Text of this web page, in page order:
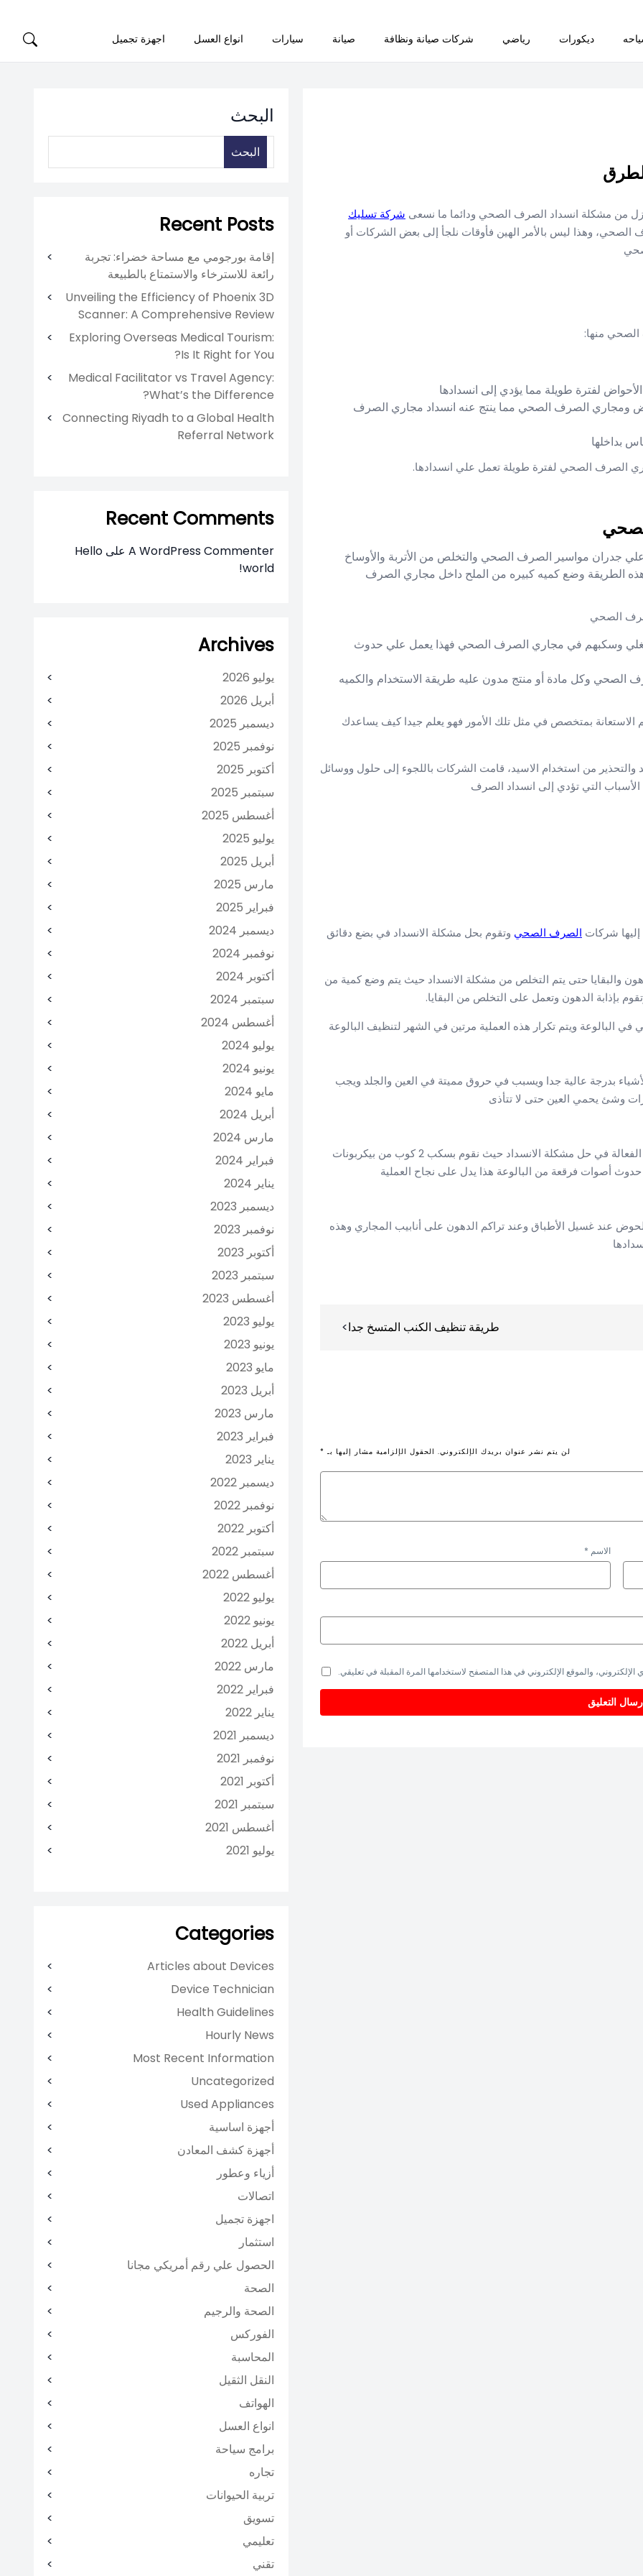
ديكورات رياضي شركات صيانة ونظافة صيانة سيارات انواع العسل اجهزة تجميل
من مشكلة انسداد الصرف الصحي ودائما ما نسعى شركة تسليك
وهذا ليس بالأمر الهين فأوقات نلجأ إلى بعض الشركات أو
الصحي منها:
لفترة طويلة مما يؤدي إلى انسدادها
ومجاري الصرف الصحي مما ينتج عنه انسداد مجاري الصرف
بداخلها
الصرف الصحي لفترة طويلة تعمل علي انسدادها.
علي جدران مواسير الصرف الصحي والتخلص من الأتربة والأوساخ
الطريقة وضع كميه كبيره من الملح داخل مجاري الصرف
الصحي
وسكبهم في مجاري الصرف الصحي فهذا يعمل علي حدوث
الصحي وكل مادة أو منتج مدون عليه طريقة الاستخدام والكميه
بمتخصص في مثل تلك الأمور فهو يعلم جيدا كيف يساعدك
من استخدام الاسيد، قامت الشركات باللجوء إلى حلول ووسائل
التي تؤدي إلى انسداد الصرف
شركات الصرف الصحي وتقوم بحل مشكلة الانسداد في بضع دقائق
والبقايا حتى يتم التخلص من مشكلة الانسداد حيث يتم وضع كمية من
بإذابة الدهون وتعمل على التخلص من البقايا.
بدرجة عالية جدا ويسبب في حروق مميتة في العين والجلد ويجب
وشئ يحمي العين حتى لا تتأذى
حيث يمكن أيضاً استخدام بيكربونات الصوديوم لأنها من الطرق الفعالة في حل مشكلة الانسداد حيث نقوم بسكب 2 كوب من بيكربونات
أصوات فرقعة من البالوعة هذا يدل على نجاح العملية
عند غسيل الأطباق وعند تراكم الدهون على أنابيب المجاري وهذه
طريقة تنظيف الكنب المتسخ جدا
لن يتم نشر عنوان بريدك الإلكتروني. الحقول الإلزامية مشار إليها بـ *
الاسم *
والموقع الإلكتروني في هذا المتصفح لاستخدامها المرة المقبلة في تعليقي.
البحث
البحث
Recent Posts
إقامة بورجومي مع مساحة خضراء: تجربة
رائعة للاسترخاء والاستمتاع بالطبيعة
Unveiling the Efficiency of Phoenix 3D
Scanner: A Comprehensive Review
Exploring Overseas Medical Tourism:
Is It Right for You?
Medical Facilitator vs Travel Agency:
What’s the Difference?
Connecting Riyadh to a Global Health
Referral Network
Recent Comments
A WordPress Commenter على Hello
world!
Archives
يوليو 2026
أبريل 2026
ديسمبر 2025
نوفمبر 2025
أكتوبر 2025
سبتمبر 2025
أغسطس 2025
يوليو 2025
أبريل 2025
مارس 2025
فبراير 2025
ديسمبر 2024
نوفمبر 2024
أكتوبر 2024
سبتمبر 2024
أغسطس 2024
يوليو 2024
يونيو 2024
مايو 2024
أبريل 2024
مارس 2024
فبراير 2024
يناير 2024
ديسمبر 2023
نوفمبر 2023
أكتوبر 2023
سبتمبر 2023
أغسطس 2023
يوليو 2023
يونيو 2023
مايو 2023
أبريل 2023
مارس 2023
فبراير 2023
يناير 2023
ديسمبر 2022
نوفمبر 2022
أكتوبر 2022
سبتمبر 2022
أغسطس 2022
يوليو 2022
يونيو 2022
أبريل 2022
مارس 2022
فبراير 2022
يناير 2022
ديسمبر 2021
نوفمبر 2021
أكتوبر 2021
سبتمبر 2021
أغسطس 2021
يوليو 2021
Categories
Articles about Devices
Device Technician
Health Guidelines
Hourly News
Most Recent Information
Uncategorized
Used Appliances
أجهزة اساسية
أجهزة كشف المعادن
أزياء وعطور
اتصالات
اجهزة تجميل
استثمار
الحصول علي رقم أمريكي مجانا
الصحة
الصحة والرجيم
الفوركس
المحاسبة
النقل الثقيل
الهواتف
انواع العسل
برامج سياحة
تجاره
تربية الحيوانات
تسويق
تعليمي
تقني